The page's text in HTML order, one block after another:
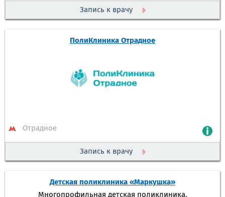
Запись к врачу
ПолиКлиника Отрадное
Отрадное
Запись к врачу
Детская поликлиника «Маркушка»
Многопрофильная детская поликлиника.